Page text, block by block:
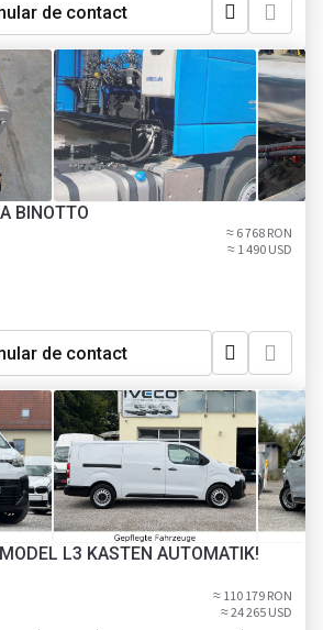
de contact
BINOTTO
≈ 6 768 RON
≈ 1 490 USD
de contact
L3 KASTEN AUTOMATIK!
≈ 110 179 RON
≈ 24 265 USD